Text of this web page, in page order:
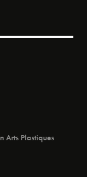
Arts Plastiques